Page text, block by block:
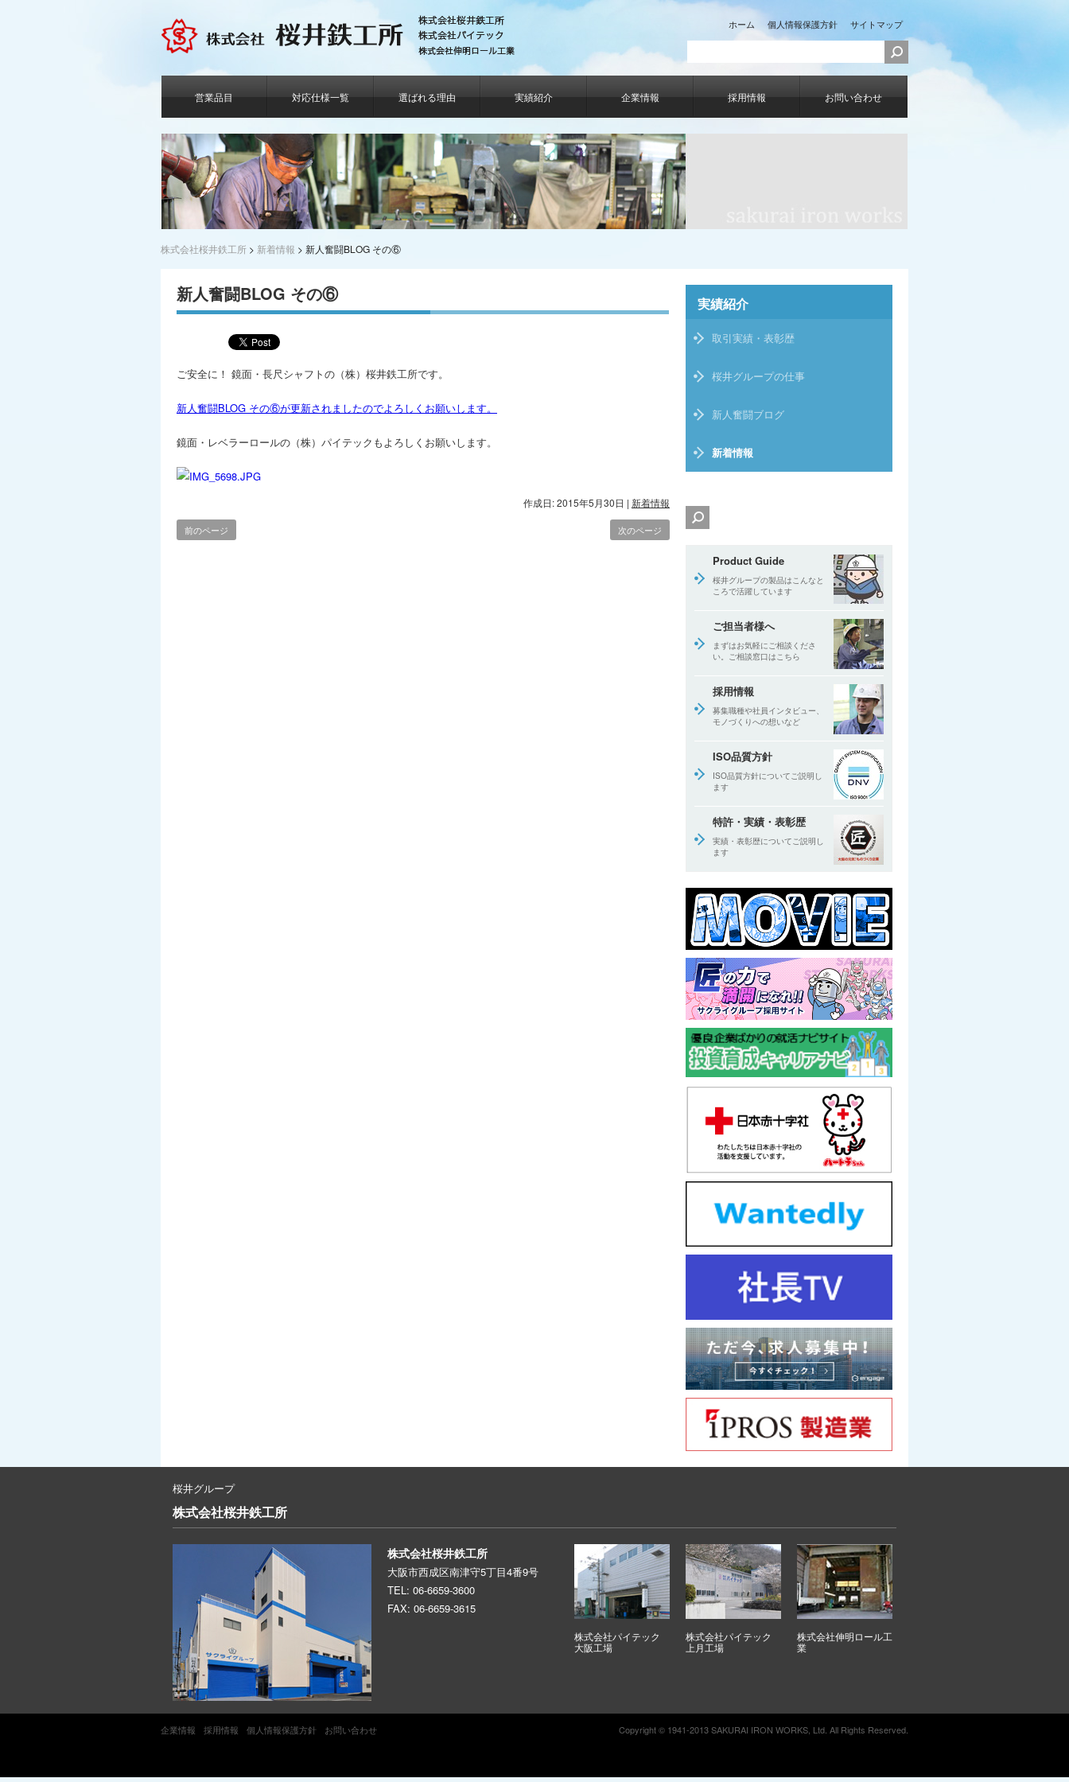
ホーム 個人情報保護方針 サイトマップ
営業品目 対応仕様一覧 選ばれる理由 実績紹介 企業情報 採用情報 お問い合わせ
株式会社桜井鉄工所 > 新着情報 > 新人奮闘BLOG その⑥
新人奮闘BLOG その⑥
ご安全に！ 鏡面・長尺シャフトの（株）桜井鉄工所です。
新人奮闘BLOG その⑥が更新されましたのでよろしくお願いします。
鏡面・レベラーロールの（株）パイテックもよろしくお願いします。
作成日: 2015年5月30日 | 新着情報
前のページ 次のページ
実績紹介
取引実績・表彰歴
桜井グループの仕事
新人奮闘ブログ
新着情報
Product Guide
桜井グループの製品はこんなと
ころで活躍しています
ご担当者様へ
まずはお気軽にご相談くださ
い。ご相談窓口はこちら
採用情報
募集職種や社員インタビュー、
モノづくりへの想いなど
ISO品質方針
ISO品質方針についてご説明し
ます
特許・実績・表彰歴
実績・表彰歴についてご説明し
ます
桜井グループ
株式会社桜井鉄工所
株式会社桜井鉄工所
大阪市西成区南津守5丁目4番9号
TEL: 06-6659-3600
FAX: 06-6659-3615
株式会社パイテック
大阪工場
株式会社パイテック
上月工場
株式会社伸明ロール工
業
企業情報 採用情報 個人情報保護方針 お問い合わせ Copyright © 1941-2013 SAKURAI IRON WORKS, Ltd. All Rights Reserved.